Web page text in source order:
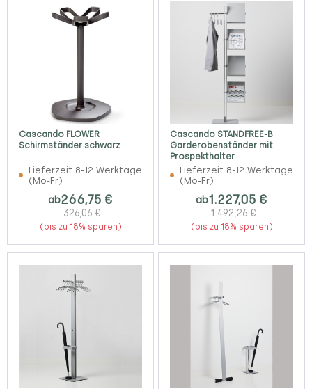
Cascando FLOWER
Schirmständer schwarz
Lieferzeit 8-12 Werktage
(Mo-Fr)
ab266,75 €
326,06 €
(bis zu 18% sparen)
Cascando STANDFREE-B
Garderobenständer mit
Prospekthalter
Lieferzeit 8-12 Werktage
(Mo-Fr)
ab1.227,05 €
1.492,26 €
(bis zu 18% sparen)